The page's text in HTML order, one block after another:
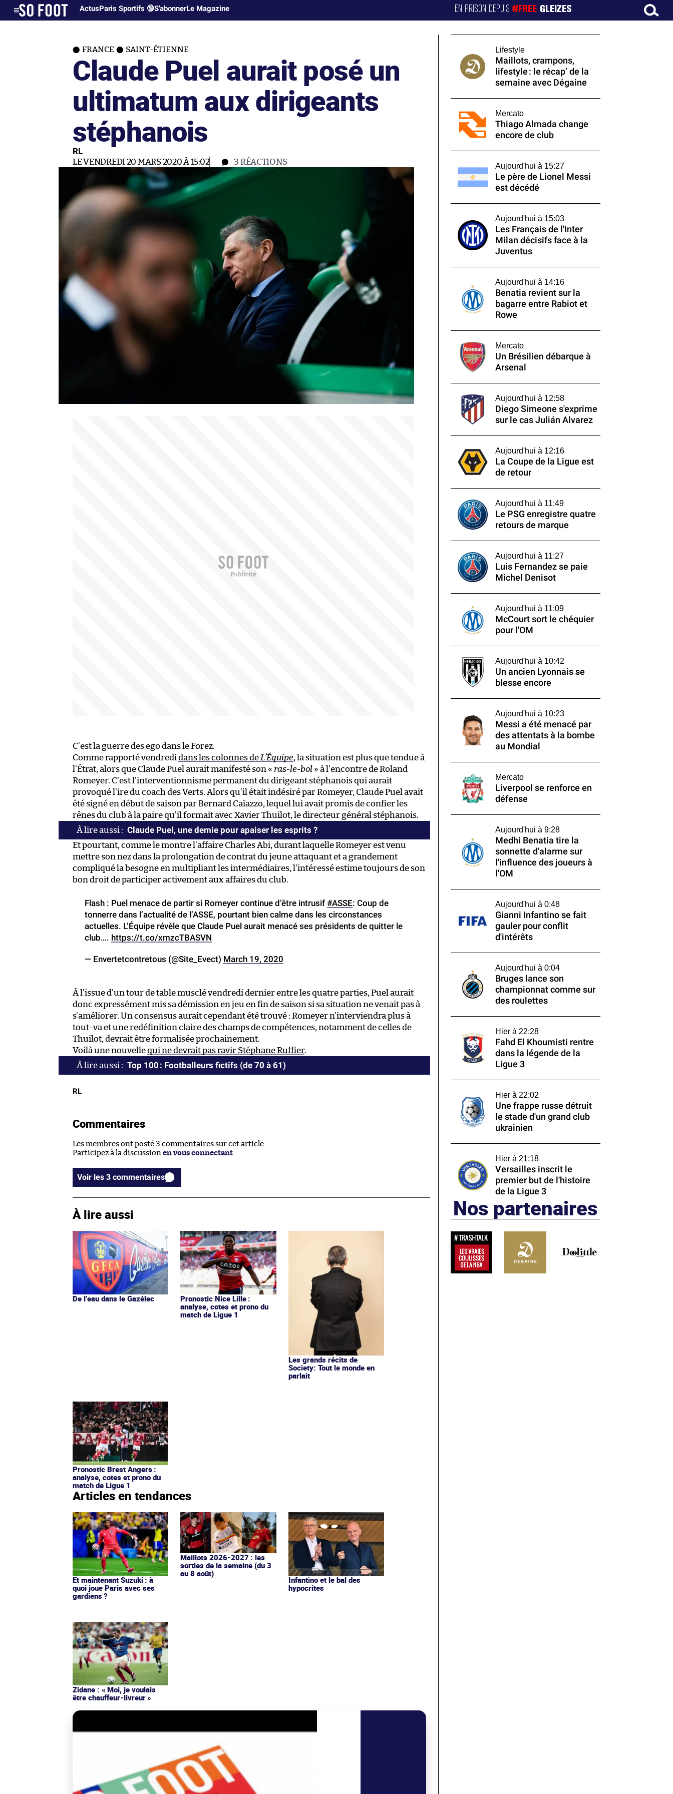
ActusParis Sportifs 🔞S'abonnerLe Magazine EN PRISON DEPUIS#FREE GLEIZES
FRANCE SAINT-ÉTIENNE
Claude Puel aurait posé un
ultimatum aux dirigeants
stéphanois
RL
LE VENDREDI 20 MARS 2020 À 15:02 3 RÉACTIONS
C’est la guerre des ego dans le Forez.
Comme rapporté vendredi dans les colonnes de L’Équipe, la situation est plus que tendue à
l’Étrat, alors que Claude Puel aurait manifesté son « ras-le-bol » à l’encontre de Roland
Romeyer. C’est l’interventionnisme permanent du dirigeant stéphanois qui aurait
provoqué l’ire du coach des Verts. Alors qu’il était indésiré par Romeyer, Claude Puel avait
été signé en début de saison par Bernard Caïazzo, lequel lui avait promis de confier les
rênes du club à la paire qu’il formait avec Xavier Thuilot, le directeur général stéphanois.
Claude Puel, une demie pour apaiser les esprits ?
Et pourtant, comme le montre l’affaire Charles Abi, durant laquelle Romeyer est venu
mettre son nez dans la prolongation de contrat du jeune attaquant et a grandement
compliqué la besogne en multipliant les intermédiaires, l’intéressé estime toujours de son
bon droit de participer activement aux affaires du club.
Flash : Puel menace de partir si Romeyer continue d’être intrusif #ASSE: Coup de
tonnerre dans l’actualité de l’ASSE, pourtant bien calme dans les circonstances
actuelles. L’Équipe révèle que Claude Puel aurait menacé ses présidents de quitter le
club…. https://t.co/xmzcTBASVN
— Envertetcontretous (@Site_Evect) March 19, 2020
À l’issue d’un tour de table musclé vendredi dernier entre les quatre parties, Puel aurait
donc expressément mis sa démission en jeu en fin de saison si sa situation ne venait pas à
s’améliorer. Un consensus aurait cependant été trouvé : Romeyer n’interviendra plus à
tout-va et une redéfinition claire des champs de compétences, notamment de celles de
Thuilot, devrait être formalisée prochainement.
Voilà une nouvellequi ne devrait pas ravir Stéphane Ruffier.
Top 100 : Footballeurs fictifs (de 70 à 61)
RL
Commentaires
Les membres ont posté 3 commentaires sur cet article.
Participez à la discussion en vous connectant .
Voir les 3 commentaires
À lire aussi
De l’eau dans le Gazélec
Pronostic Nice Lille :
analyse, cotes et prono du
match de Ligue 1
Les grands récits de
Society: Tout le monde en
parlait
Pronostic Brest Angers :
analyse, cotes et prono du
match de Ligue 1
Articles en tendances
Et maintenant Suzuki : à
quoi joue Paris avec ses
gardiens ?
Maillots 2026-2027 : les
sorties de la semaine (du 3
au 8 août)
Infantino et le bal des
hypocrites
Zidane : « Moi, je voulais
être chauffeur-livreur »
Lifestyle
Maillots, crampons,
lifestyle : le récap’ de la
semaine avec Dégaine
Mercato
Thiago Almada change
encore de club
Aujourd'hui à 15:27
Le père de Lionel Messi
est décédé
Aujourd'hui à 15:03
Les Français de l'Inter
Milan décisifs face à la
Juventus
Aujourd'hui à 14:16
Benatia revient sur la
bagarre entre Rabiot et
Rowe
Mercato
Un Brésilien débarque à
Arsenal
Aujourd'hui à 12:58
Diego Simeone s'exprime
sur le cas Julián Alvarez
Aujourd'hui à 12:16
La Coupe de la Ligue est
de retour
Aujourd'hui à 11:49
Le PSG enregistre quatre
retours de marque
Aujourd'hui à 11:27
Luis Fernandez se paie
Michel Denisot
Aujourd'hui à 11:09
McCourt sort le chéquier
pour l'OM
Aujourd'hui à 10:42
Un ancien Lyonnais se
blesse encore
Aujourd'hui à 10:23
Messi a été menacé par
des attentats à la bombe
au Mondial
Mercato
Liverpool se renforce en
défense
Aujourd'hui à 9:28
Medhi Benatia tire la
sonnette d'alarme sur
l'influence des joueurs à
l'OM
Aujourd'hui à 0:48
Gianni Infantino se fait
gauler pour conflit
d'intérêts
Aujourd'hui à 0:04
Bruges lance son
championnat comme sur
des roulettes
Hier à 22:28
Fahd El Khoumisti rentre
dans la légende de la
Ligue 3
Hier à 22:02
Une frappe russe détruit
le stade d'un grand club
ukrainien
Hier à 21:18
Versailles inscrit le
premier but de l'histoire
de la Ligue 3
Nos partenaires